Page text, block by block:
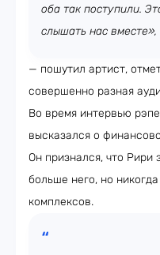
оба так поступили.
слышать нас вместе»,
— пошутил артист,
совершенно разная
Во время интервью
высказался о
Он признался, что Рири
больше него, но
комплексов.